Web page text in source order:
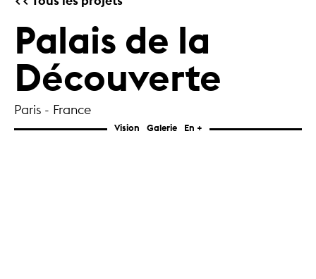
Palais de la
Découverte
Paris - France
Vision Galerie En +